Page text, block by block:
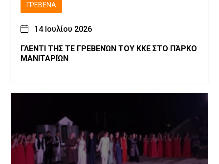
ΓΡΕΒΕΝΆ
14 Ιουλίου 2026
ΓΛΕΝΤΙ ΤΗΣ ΤΕ ΓΡΕΒΕΝΏΝ ΤΟΥ ΚΚΕ ΣΤΟ ΠΆΡΚΟ
ΜΑΝΙΤΑΡΙΏΝ